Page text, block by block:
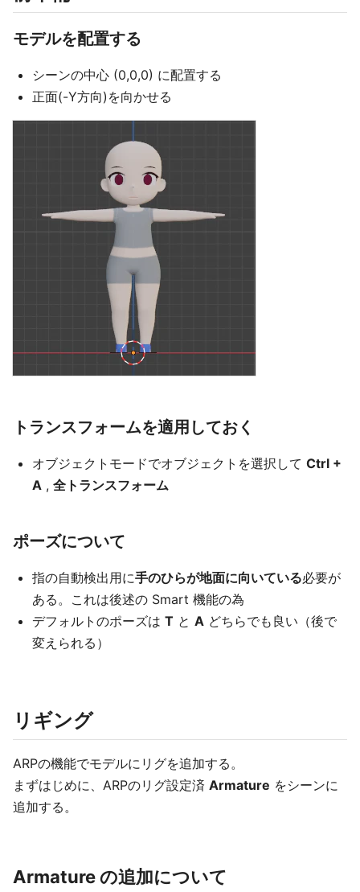
モデルを配置する
シーンの中心 (0,0,0) に配置する
正面(-Y方向)を向かせる
トランスフォームを適用しておく
オブジェクトモードでオブジェクトを選択して Ctrl +
A , 全トランスフォーム
ポーズについて
指の自動検出用に手のひらが地面に向いている必要が
ある。これは後述の Smart 機能の為
デフォルトのポーズは T と A どちらでも良い（後で
変えられる）
リギング
ARPの機能でモデルにリグを追加する。
まずはじめに、ARPのリグ設定済 Armature をシーンに
追加する。
Armature の追加について